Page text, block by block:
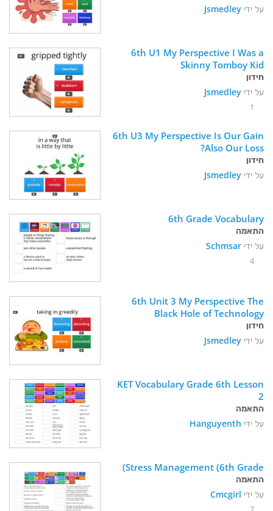
על ידי Jsmedley
Skinny Tomboy Kid
חידון
על ידי Jsmedley
Also Our Loss?
חידון
על ידי Jsmedley
6th Grade Vocabulary
התאמה
על ידי Schmsar
Vocabulary
חידון
על ידי Jsmedley
2
התאמה
על ידי Hanguyenth
Stress Management (6th Grade)
התאמה
על ידי Cmcgirl